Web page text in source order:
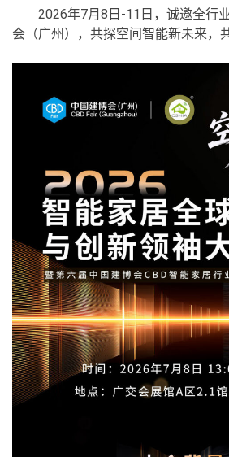
2026年7月8日-11日，诚邀全行
会（广州），共探空间智能新未来，